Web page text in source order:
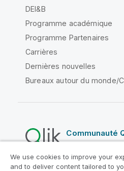
DEI&B
Programme académique
Programme Partenaires
Carrières
Dernières nouvelles
Bureaux autour du monde/
Communauté
Contrats juridiques
We use cookies to improve your
and to deliver content tailored to